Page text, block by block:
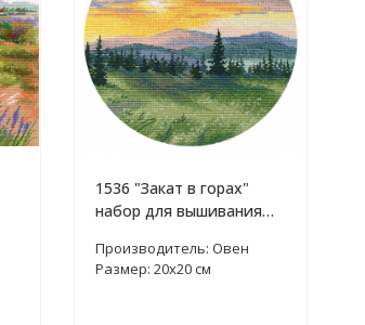
1536 "Закат в горах"
набор для вышивания
Производитель: Овен
Размер: 20х20 см